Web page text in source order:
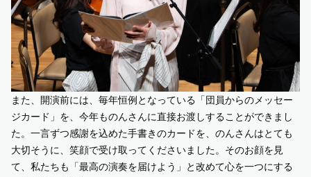
また、開演前には、毎年恒例となっている「団員からのメッセー
ジカード」を、今年ものんさんに直接お渡しすることができまし
た。一言ずつ感謝を込めた手書きのカードを、のんさんはとても
大切そうに、笑顔で受け取ってくださいました。そのお顔を見
て、私たちも「最高の演奏を届けよう」と改めて心を一つにする